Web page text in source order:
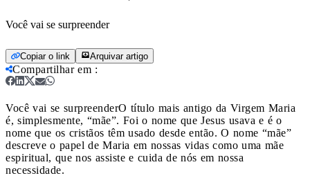
Você vai se surpreender
Copiar o link Arquivar artigo
Compartilhar em :
Você vai se surpreenderO título mais antigo da Virgem Maria
é, simplesmente, “mãe”. Foi o nome que Jesus usava e é o
nome que os cristãos têm usado desde então. O nome “mãe”
descreve o papel de Maria em nossas vidas como uma mãe
espiritual, que nos assiste e cuida de nós em nossa
necessidade.